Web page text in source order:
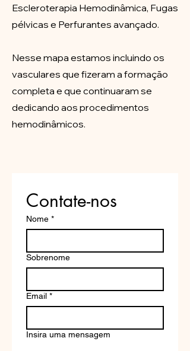
Escleroterapia Hemodinâmica, Fugas
pélvicas e Perfurantes avançado.
Nesse mapa estamos incluindo os
vasculares que fizeram a formação
completa e que continuaram se
dedicando aos procedimentos
hemodinâmicos.
Contate-nos
Nome *
Sobrenome
Email *
Insira uma mensagem